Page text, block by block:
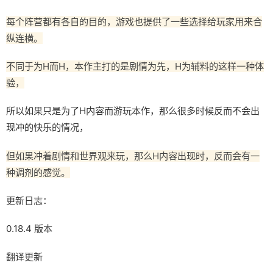
每个阵营都有各自的目的，游戏也提供了一些选择给玩家用来合
纵连横。
不同于为H而H，本作主打的是剧情为先，H为辅料的这样一种体
验，
所以如果只是为了H内容而游玩本作，那么很多时候反而不会出
现冲的快乐的情况，
但如果冲着剧情和世界观来玩，那么H内容出现时，反而会有一
种调剂的感觉。
更新日志：
0.18.4 版本
翻译更新